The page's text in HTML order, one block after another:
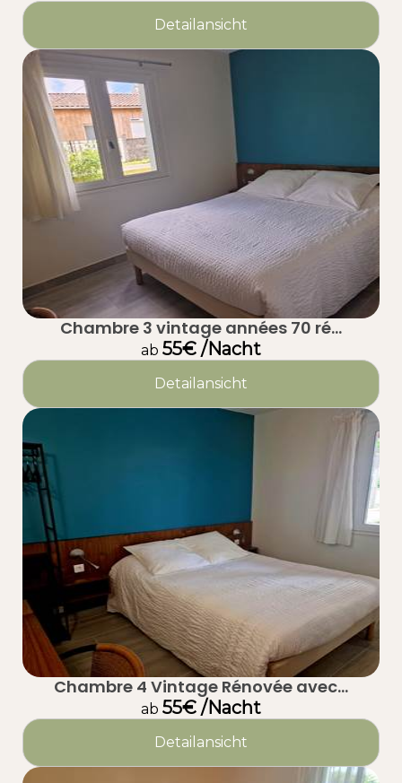
Detailansicht
Chambre 3 vintage années 70 ré...
ab 55€ /Nacht
Detailansicht
Chambre 4 Vintage Rénovée avec...
ab 55€ /Nacht
Detailansicht